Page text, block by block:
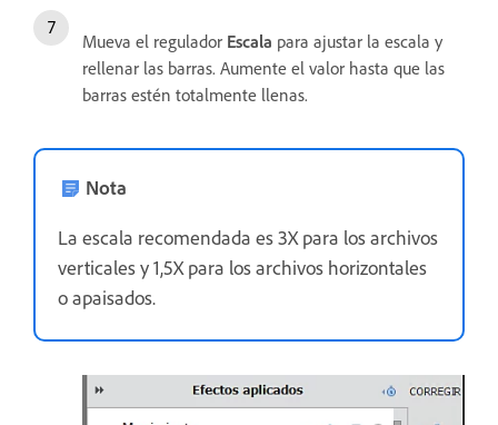
Mueva el regulador Escala para ajustar la escala y
rellenar las barras. Aumente el valor hasta que las
barras estén totalmente llenas.
Nota
La escala recomendada es 3X para los archivos
verticales y 1,5X para los archivos horizontales
o apaisados.